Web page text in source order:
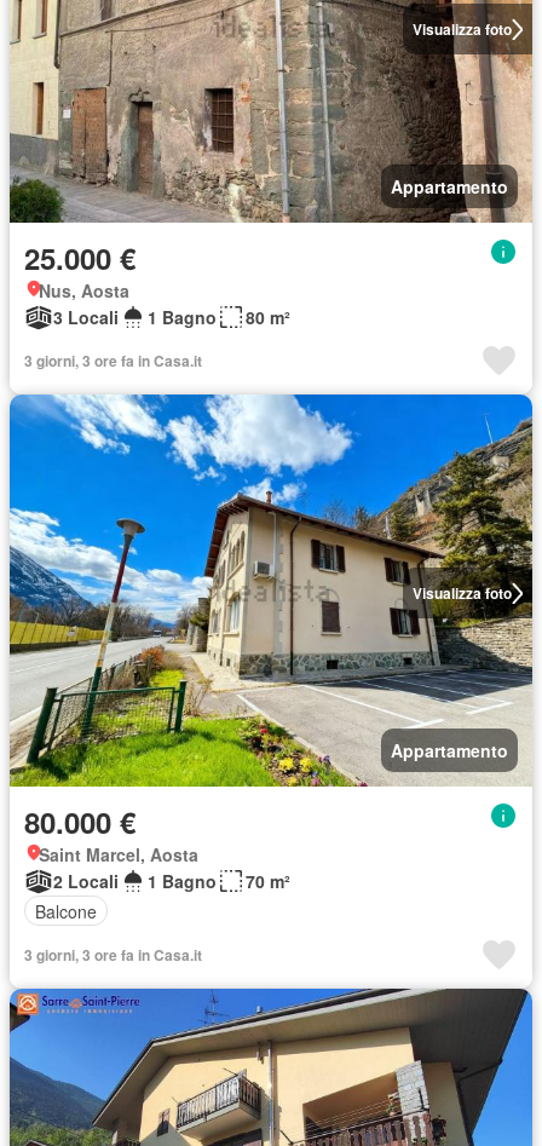
Visualizza foto
Appartamento
25.000 €
Nus, Aosta
3 Locali
1 Bagno 80 m²
3 giorni, 3 ore fa in Casa.it
Visualizza foto
Appartamento
80.000 €
Saint Marcel, Aosta
2 Locali
1 Bagno
70 m²
Balcone
3 giorni, 3 ore fa in Casa.it